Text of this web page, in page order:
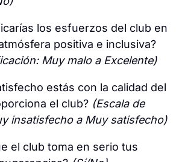
los esfuerzos del club en
positiva e inclusiva?
Muy malo a Excelente)
estás con la calidad del
el club? (Escala de
insatisfecho a Muy satisfecho)
el club toma en serio tus